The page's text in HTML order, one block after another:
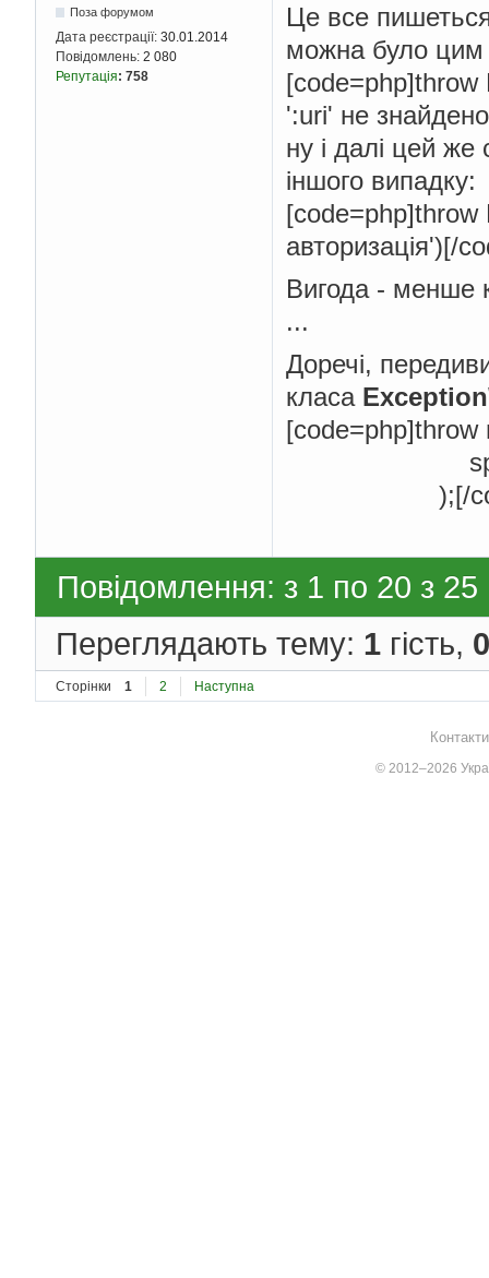
Поза форумом
Дата реєстрації: 30.01.2014
Повідомлень: 2 080
Репутація: 758
Це все
можна було цим
':uri' не
ну і далі цей
іншого випадку:
[code=php]throw
авторизація')[/
Вигода - менше
...
Доречі,
класа
[code=php]throw
);[/
Повідомлення: з 1 по 20 з 25
Переглядають тему: 1 гість, 0
Сторінки 1 2 Наступна
© 2012–2026